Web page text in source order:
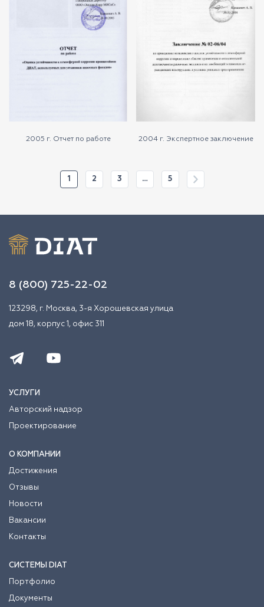
2005 г. Отчет по работе 2004 г. Экспертное заключение
1 2 3 … 5
8 (800) 725-22-02
123298, г. Москва, 3-я Хорошевская улица
дом 18, корпус 1, офис 311
УСЛУГИ
Авторский надзор
Проектирование
О КОМПАНИИ
Достижения
Отзывы
Новости
Вакансии
Контакты
СИСТЕМЫ DIAT
Портфолио
Документы